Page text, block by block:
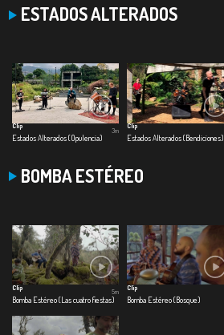
ESTADOS ALTERADOS
Clip
Estados Alterados (Opulencia)
3m
Clip
Estados Alterados (Bendiciones)
BOMBA ESTÉREO
Clip
Bomba Estéreo (Las cuatro fiestas)
5m
Clip
Bomba Estéreo (Bosque)